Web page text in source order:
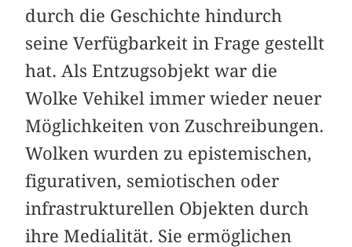
durch die Geschichte hindurch
seine Verfügbarkeit in Frage gestellt
hat. Als Entzugsobjekt war die
Wolke Vehikel immer wieder neuer
Möglichkeiten von Zuschreibungen.
Wolken wurden zu epistemischen,
figurativen, semiotischen oder
infrastrukturellen Objekten durch
ihre Medialität. Sie ermöglichen